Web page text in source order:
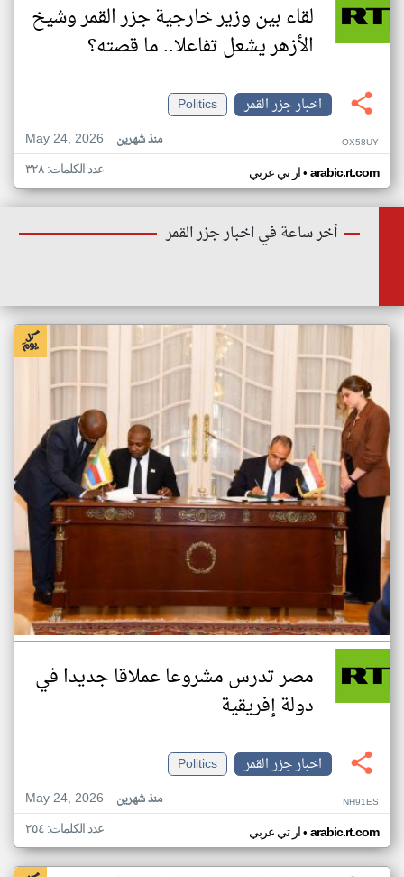
لقاء بين وزير خارجية جزر القمر وشيخ
الأزهر يشعل تفاعلا.. ما قصته؟
اخبار جزر القمر
Politics
May 24, 2026
منذ شهرين OX58UY
ار تي عربي• arabic.rt.com عدد الكلمات: ٣٢٨
أخر ساعة في اخبار جزر القمر
مصر تدرس مشروعا عملاقا جديدا في
دولة إفريقية
اخبار جزر القمر
Politics
May 24, 2026
منذ شهرين NH91ES
ار تي عربي• arabic.rt.com عدد الكلمات: ٢٥٤